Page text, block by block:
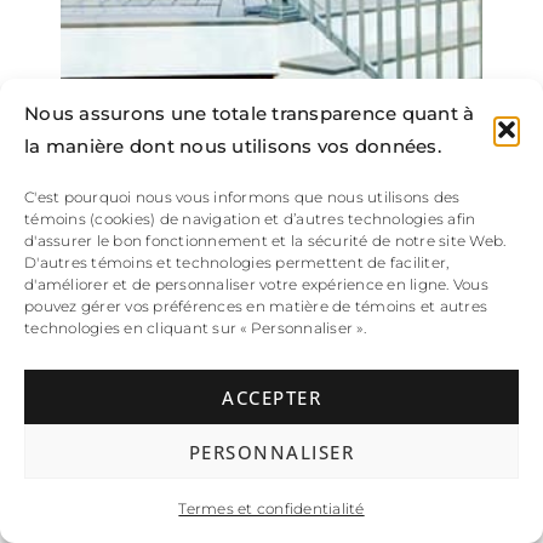
Nous assurons une totale transparence quant à
la manière dont nous utilisons vos données.
C'est pourquoi nous vous informons que nous utilisons des
témoins (cookies) de navigation et d’autres technologies afin
d'assurer le bon fonctionnement et la sécurité de notre site Web.
D'autres témoins et technologies permettent de faciliter,
d'améliorer et de personnaliser votre expérience en ligne. Vous
pouvez gérer vos préférences en matière de témoins et autres
technologies en cliquant sur « Personnaliser ».
ACCEPTER
PERSONNALISER
Termes et confidentialité
086